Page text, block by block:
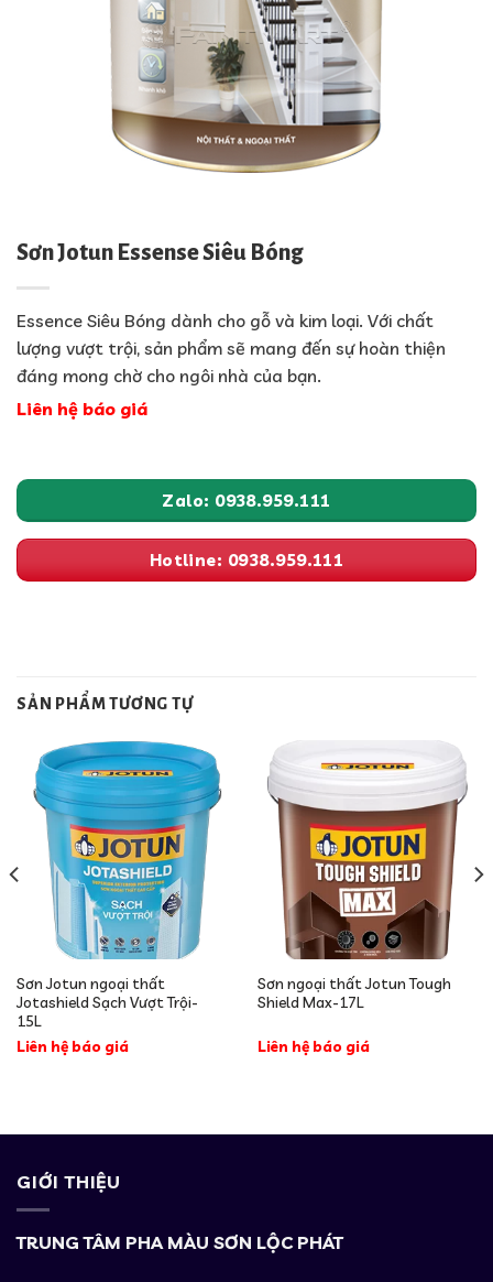
Sơn Jotun Essense Siêu Bóng
Essence Siêu Bóng dành cho gỗ và kim loại. Với chất
lượng vượt trội, sản phẩm sẽ mang đến sự hoàn thiện
đáng mong chờ cho ngôi nhà của bạn.
Liên hệ báo giá
Zalo: 0938.959.111
Hotline: 0938.959.111
SẢN PHẨM TƯƠNG TỰ
Sơn Jotun ngoại thất
Jotashield Sạch Vượt Trội-
15L
Liên hệ báo giá
Sơn ngoại thất Jotun Tough
Shield Max-17L
Liên hệ báo giá
GIỚI THIỆU
TRUNG TÂM PHA MÀU SƠN LỘC PHÁT